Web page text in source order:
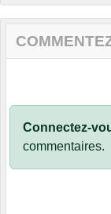
Connectez-
commentaires.